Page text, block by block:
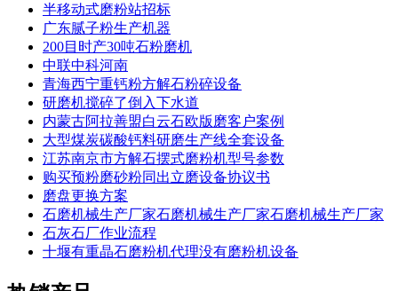
半移动式磨粉站招标
广东腻子粉生产机器
200目时产30吨石粉磨机
中联中科河南
青海西宁重钙粉方解石粉碎设备
研磨机搅碎了倒入下水道
内蒙古阿拉善盟白云石欧版磨客户案例
大型煤炭碳酸钙料研磨生产线全套设备
江苏南京市方解石摆式磨粉机型号参数
购买预粉磨砂粉同出立磨设备协议书
磨盘更换方案
石磨机械生产厂家石磨机械生产厂家石磨机械生产厂家
石灰石厂作业流程
十堰有重晶石磨粉机代理没有磨粉机设备